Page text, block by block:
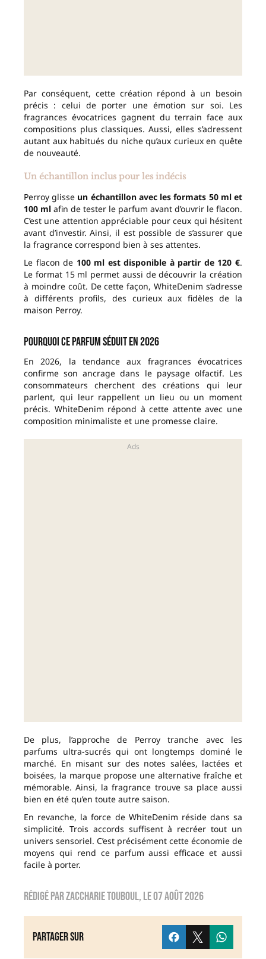
Par conséquent, cette création répond à un besoin
précis : celui de porter une émotion sur soi. Les
fragrances évocatrices gagnent du terrain face aux
compositions plus classiques. Aussi, elles s’adressent
autant aux habitués du niche qu’aux curieux en quête
de nouveauté.
Un échantillon inclus pour les indécis
Perroy glisse un échantillon avec les formats 50 ml et
100 ml afin de tester le parfum avant d’ouvrir le flacon.
C’est une attention appréciable pour ceux qui hésitent
avant d’investir. Ainsi, il est possible de s’assurer que
la fragrance correspond bien à ses attentes.
Le flacon de 100 ml est disponible à partir de 120 €.
Le format 15 ml permet aussi de découvrir la création
à moindre coût. De cette façon, WhiteDenim s’adresse
à différents profils, des curieux aux fidèles de la
maison Perroy.
Pourquoi ce parfum séduit en 2026
En 2026, la tendance aux fragrances évocatrices
confirme son ancrage dans le paysage olfactif. Les
consommateurs cherchent des créations qui leur
parlent, qui leur rappellent un lieu ou un moment
précis. WhiteDenim répond à cette attente avec une
composition minimaliste et une promesse claire.
De plus, l’approche de Perroy tranche avec les
parfums ultra-sucrés qui ont longtemps dominé le
marché. En misant sur des notes salées, lactées et
boisées, la marque propose une alternative fraîche et
mémorable. Ainsi, la fragrance trouve sa place aussi
bien en été qu’en toute autre saison.
En revanche, la force de WhiteDenim réside dans sa
simplicité. Trois accords suffisent à recréer tout un
univers sensoriel. C’est précisément cette économie de
moyens qui rend ce parfum aussi efficace et aussi
facile à porter.
Rédigé parzaccharie touboul, le07 août 2026
Partager sur